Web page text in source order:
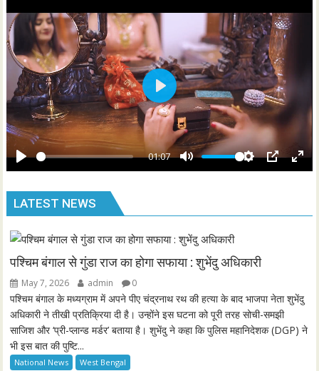
n
g
s
f
e
e
P
l
a
01:07
M
S
n
s
P
E
l
s
P
l
a
y
LATEST NEWS
पश्चिम बंगाल से गुंडा राज का होगा सफाया : शुभेंदु अधिकारी
May 7, 2026 admin 0
पश्चिम बंगाल के मध्यग्राम में अपने पीए चंद्रनाथ रथ की हत्या के बाद भाजपा नेता शुभेंदु
अधिकारी ने तीखी प्रतिक्रिया दी है। उन्होंने इस घटना को पूरी तरह सोची-समझी
साजिश और ‘प्री-प्लान्ड मर्डर’ बताया है। शुभेंदु ने कहा कि पुलिस महानिदेशक (DGP) ने
भी इस बात की पुष्टि...
National News West Bengal